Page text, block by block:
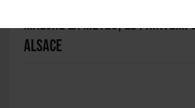
Malgré la météo, le
Alsace